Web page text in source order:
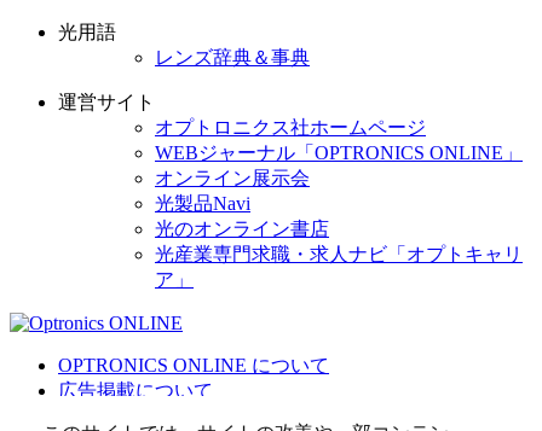
光用語
レンズ辞典＆事典
運営サイト
オプトロニクス社ホームページ
WEBジャーナル「OPTRONICS ONLINE」
オンライン展示会
光製品Navi
光のオンライン書店
光産業専門求職・求人ナビ「オプトキャリ
ア」
OPTRONICS ONLINE について
広告掲載について